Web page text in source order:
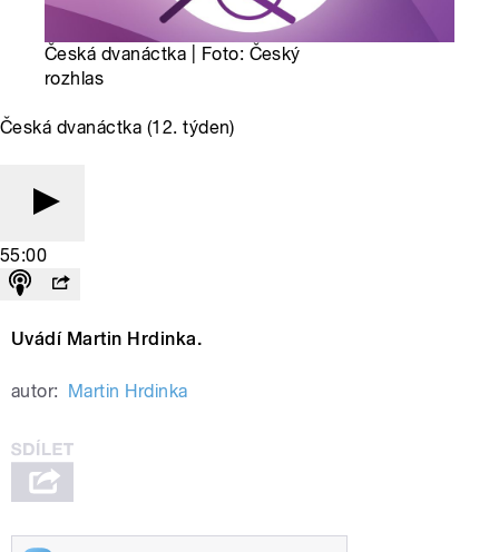
Česká dvanáctka | Foto: Český
rozhlas
Česká dvanáctka (12. týden)
55:00
Uvádí Martin Hrdinka.
autor: Martin Hrdinka